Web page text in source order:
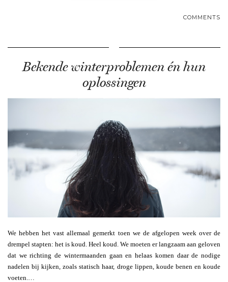
COMMENTS
Bekende winterproblemen én hun
oplossingen
We hebben het vast allemaal gemerkt toen we de afgelopen week over de
drempel stapten: het is koud. Heel koud. We moeten er langzaam aan geloven
dat we richting de wintermaanden gaan en helaas komen daar de nodige
nadelen bij kijken, zoals statisch haar, droge lippen, koude benen en koude
voeten.…